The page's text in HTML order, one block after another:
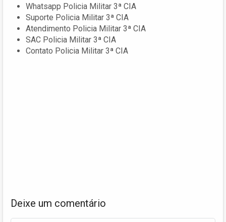
Whatsapp Policia Militar 3ª CIA
Suporte Policia Militar 3ª CIA
Atendimento Policia Militar 3ª CIA
SAC Policia Militar 3ª CIA
Contato Policia Militar 3ª CIA
Deixe um comentário